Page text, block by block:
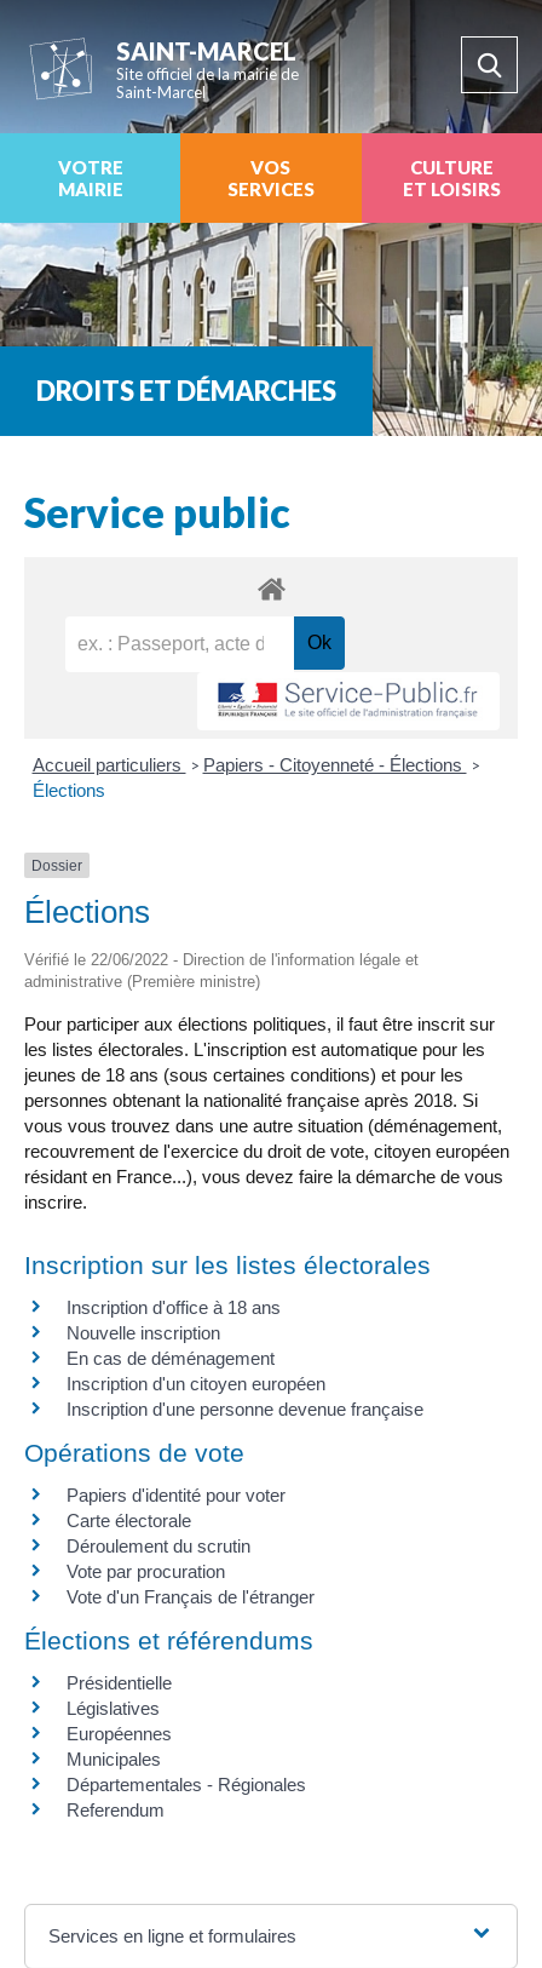
SAINT-MARCEL
Site officiel de la mairie de
Saint-Marcel
VOTRE
MAIRIE
VOS
SERVICES
CULTURE
ET LOISIRS
DROITS ET DÉMARCHES
Service public
Accueil particuliers > Papiers - Citoyenneté - Élections >
Élections
Dossier
Élections
Vérifié le 22/06/2022 - Direction de l'information légale et
administrative (Première ministre)
Pour participer aux élections politiques, il faut être inscrit sur
les listes électorales. L'inscription est automatique pour les
jeunes de 18 ans (sous certaines conditions) et pour les
personnes obtenant la nationalité française après 2018. Si
vous vous trouvez dans une autre situation (déménagement,
recouvrement de l'exercice du droit de vote, citoyen européen
résidant en France...), vous devez faire la démarche de vous
inscrire.
Inscription sur les listes électorales
Inscription d'office à 18 ans
Nouvelle inscription
En cas de déménagement
Inscription d'un citoyen européen
Inscription d'une personne devenue française
Opérations de vote
Papiers d'identité pour voter
Carte électorale
Déroulement du scrutin
Vote par procuration
Vote d'un Français de l'étranger
Élections et référendums
Présidentielle
Législatives
Européennes
Municipales
Départementales - Régionales
Referendum
Services en ligne et formulaires